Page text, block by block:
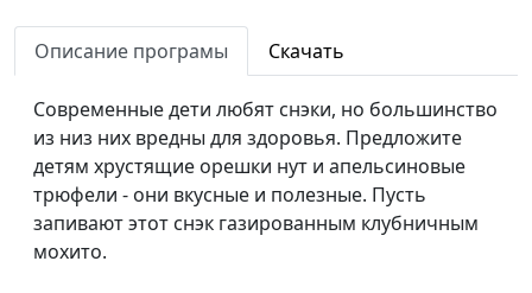
Плов с овощами и сырные
Перец, фаршированный
овощами и грибами, и булгур
Марина
Кочкарева
Овощи, запеченные в духовке,
и паштет из чечевицы с нори
Марина
#61
Описание програмы Скачать
Современные дети любят снэки, но большинство
из низ них вредны для здоровья. Предложите
детям хрустящие орешки нут и апельсиновые
трюфели - они вкусные и полезные. Пусть
запивают этот снэк газированным клубничным
мохито.